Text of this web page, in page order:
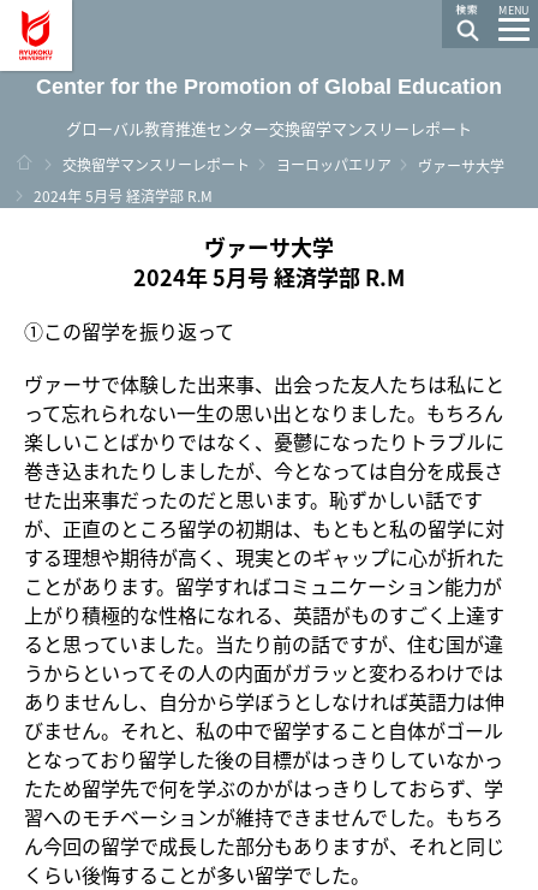
MENU
Center for the Promotion of Global Education
グローバル教育推進センター交換留学マンスリーレポート
ホーム
交換留学マンスリーレポート ヨーロッパエリア
ヴァーサ大学
2024年 5月号 経済学部 R.M
ヴァーサ大学
2024年 5月号 経済学部 R.M
①この留学を振り返って
ヴァーサで体験した出来事、出会った友人たちは私にと
って忘れられない一生の思い出となりました。もちろん
楽しいことばかりではなく、憂鬱になったりトラブルに
巻き込まれたりしましたが、今となっては自分を成長さ
せた出来事だったのだと思います。恥ずかしい話です
が、正直のところ留学の初期は、もともと私の留学に対
する理想や期待が高く、現実とのギャップに心が折れた
ことがあります。留学すればコミュニケーション能力が
上がり積極的な性格になれる、英語がものすごく上達す
ると思っていました。当たり前の話ですが、住む国が違
うからといってその人の内面がガラッと変わるわけでは
ありませんし、自分から学ぼうとしなければ英語力は伸
びません。それと、私の中で留学すること自体がゴール
となっており留学した後の目標がはっきりしていなかっ
たため留学先で何を学ぶのかがはっきりしておらず、学
習へのモチベーションが維持できませんでした。もちろ
ん今回の留学で成長した部分もありますが、それと同じ
くらい後悔することが多い留学でした。